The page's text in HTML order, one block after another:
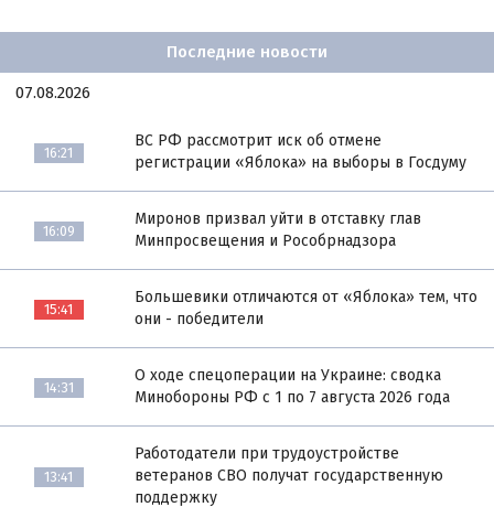
Последние новости
07.08.2026
16:21
ВС РФ рассмотрит иск об отмене
регистрации «Яблока» на выборы в Госдуму
16:09
Миронов призвал уйти в отставку глав
Минпросвещения и Рособрнадзора
15:41
Большевики отличаются от «Яблока» тем, что
они - победители
14:31
О ходе спецоперации на Украине: сводка
Минобороны РФ с 1 по 7 августа 2026 года
13:41
Работодатели при трудоустройстве
ветеранов СВО получат государственную
поддержку